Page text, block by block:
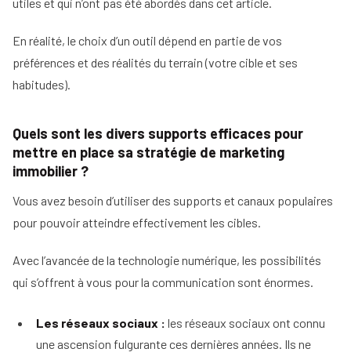
En réalité, le choix d’un outil dépend en partie de vos
préférences et des réalités du terrain (votre cible et ses
habitudes).
Quels sont les divers supports efficaces pour
mettre en place sa stratégie de marketing
immobilier ?
Vous avez besoin d’utiliser des supports et canaux populaires
pour pouvoir atteindre effectivement les cibles.
Avec l’avancée de la technologie numérique, les possibilités
qui s’offrent à vous pour la communication sont énormes.
Les réseaux sociaux : les réseaux sociaux ont connu
une ascension fulgurante ces dernières années. Ils ne